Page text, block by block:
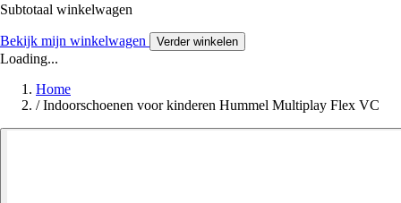
Subtotaal winkelwagen
Bekijk mijn winkelwagen Verder winkelen
Loading...
Home
/ Indoorschoenen voor kinderen Hummel Multiplay Flex VC